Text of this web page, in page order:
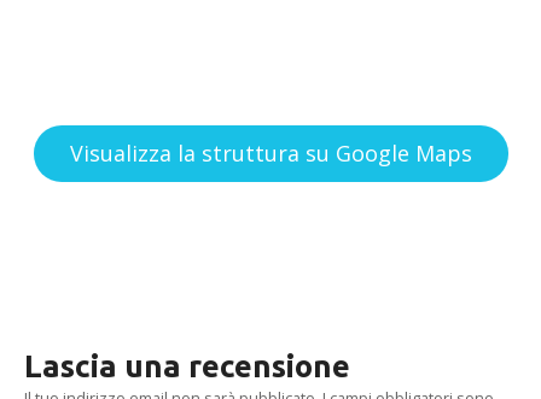
Visualizza la struttura su Google Maps
Lascia una recensione